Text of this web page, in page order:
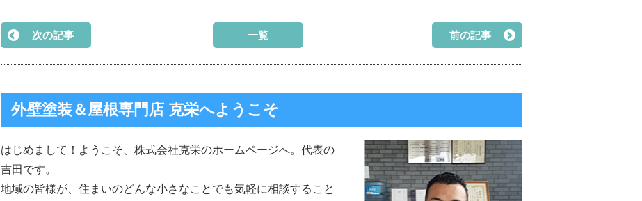
次の記事 一覧 前の記事
外壁塗装＆屋根専門店 克栄へようこそ
はじめまして！ようこそ、株式会社克栄のホームページへ。代表の
吉田です。
地域の皆様が、住まいのどんな小さなことでも気軽に相談すること